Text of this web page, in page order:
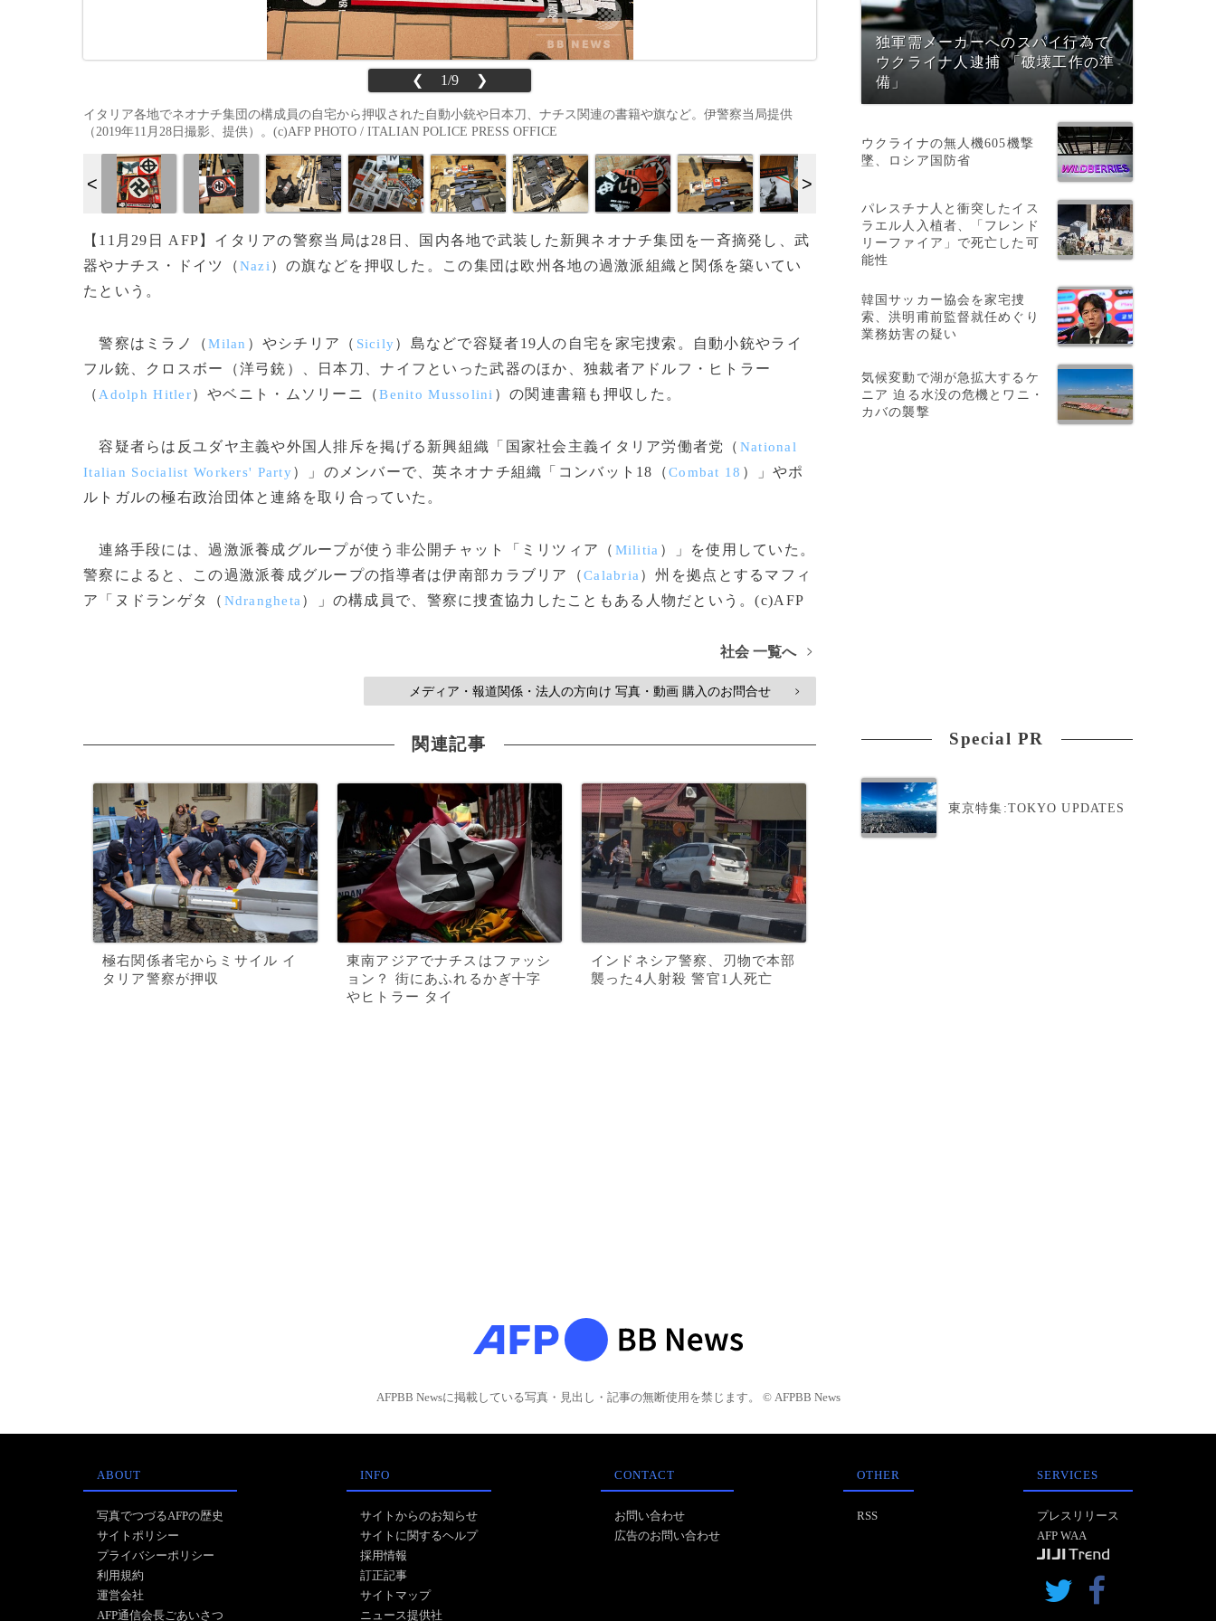
❮ 1/9 ❯
イタリア各地でネオナチ集団の構成員の自宅から押収された自動小銃や日本刀、ナチス関連の書籍や旗など。伊警察当局提供
（2019年11月28日撮影、提供）。(c)AFP PHOTO / ITALIAN POLICE PRESS OFFICE
【11月29日 AFP】イタリアの警察当局は28日、国内各地で武装した新興ネオナチ集団を一斉摘発し、武
器やナチス・ドイツ（Nazi ）の旗などを押収した。この集団は欧州各地の過激派組織と関係を築いてい
たという。
警察はミラノ（Milan ）やシチリア（ Sicily）島などで容疑者19人の自宅を家宅捜索。自動小銃やライ
フル銃、クロスボー（洋弓銃）、日本刀、ナイフといった武器のほか、独裁者アドルフ・ヒトラー
（ Adolph Hitler）やベニト・ムソリーニ（Benito Mussolini ）の関連書籍も押収した。
容疑者らは反ユダヤ主義や外国人排斥を掲げる新興組織「国家社会主義イタリア労働者党（ National
Italian Socialist Workers' Party）」のメンバーで、英ネオナチ組織「コンバット18（Combat 18 ）」やポ
ルトガルの極右政治団体と連絡を取り合っていた。
連絡手段には、過激派養成グループが使う非公開チャット「ミリツィア（ Militia ）」を使用していた。
警察によると、この過激派養成グループの指導者は伊南部カラブリア（Calabria ）州を拠点とするマフィ
ア「ヌドランゲタ（ Ndrangheta ）」の構成員で、警察に捜査協力したこともある人物だという。(c)AFP
社会 一覧へ >
メディア・報道関係・法人の方向け 写真・動画 購入のお問合せ >
関連記事
極右関係者宅からミサイル イ
タリア警察が押収
東南アジアでナチスはファッシ
ョン？ 街にあふれるかぎ十字
やヒトラー タイ
インドネシア警察、刃物で本部
襲った4人射殺 警官1人死亡
独軍需メーカーへのスパイ行為で
ウクライナ人逮捕 「破壊工作の準
備」
ウクライナの無人機605機撃
墜、ロシア国防省
パレスチナ人と衝突したイス
ラエル人入植者、「フレンド
リーファイア」で死亡した可
能性
韓国サッカー協会を家宅捜
索、洪明甫前監督就任めぐり
業務妨害の疑い
気候変動で湖が急拡大するケ
ニア 迫る水没の危機とワニ・
カバの襲撃
Special PR
東京特集:TOKYO UPDATES
AFPBB Newsに掲載している写真・見出し・記事の無断使用を禁じます。 © AFPBB News
ABOUT
写真でつづるAFPの歴史
サイトポリシー
プライバシーポリシー
利用規約
運営会社
AFP通信会長ごあいさつ
INFO
サイトからのお知らせ
サイトに関するヘルプ
採用情報
訂正記事
サイトマップ
ニュース提供社
CONTACT
お問い合わせ
広告のお問い合わせ
OTHER
RSS
SERVICES
プレスリリース
AFP WAA